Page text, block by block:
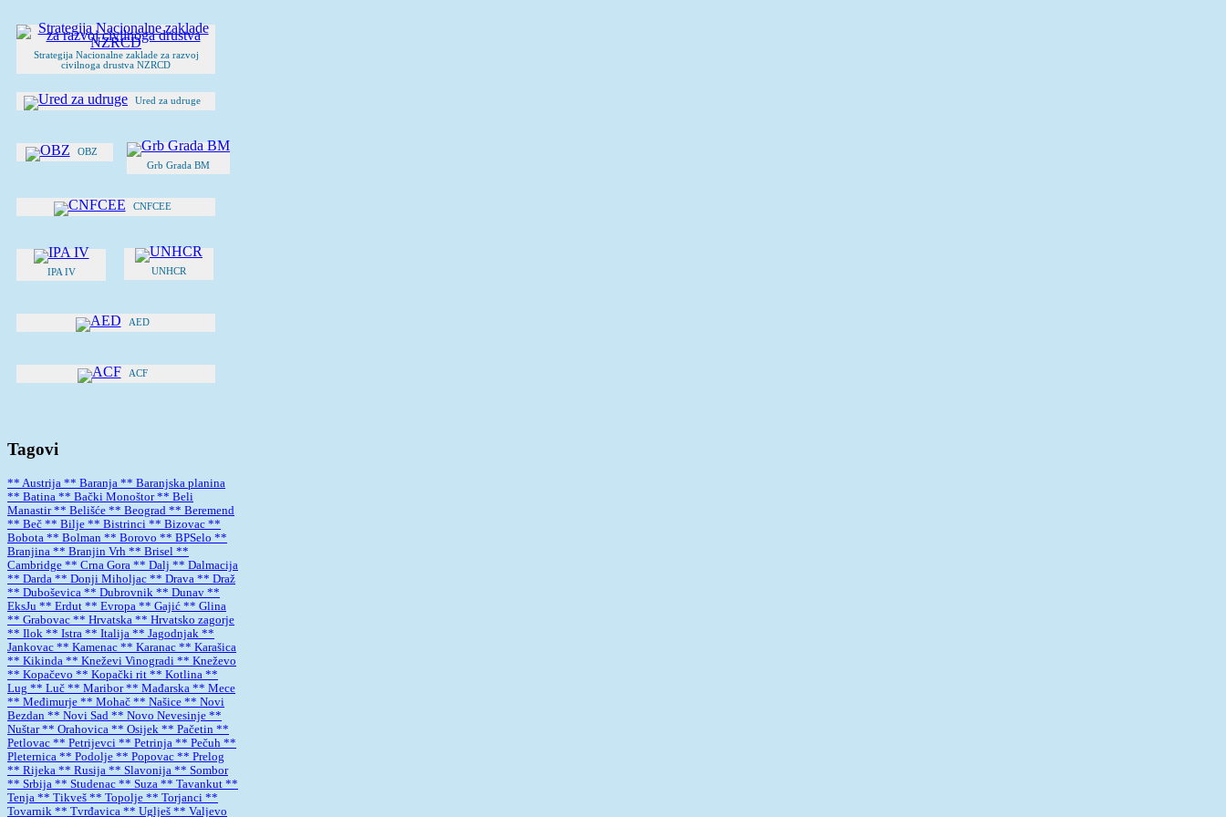
Strategija Nacionalne zaklade za razvoj
civilnoga drustva NZRCD
Ured za udruge
OBZ
Grb Grada BM
CNFCEE
IPA IV UNHCR
AED
ACF
Tagovi
** Austrija ** Baranja ** Baranjska planina
** Batina ** Bački Monoštor** Beli
Manastir** Belišće ** Beograd ** Beremend
** Beč ** Bilje ** Bistrinci ** Bizovac **
Bobota ** Bolman ** Borovo ** BPSelo **
Branjina ** Branjin Vrh ** Brisel **
Cambridge ** Crna Gora ** Dalj ** Dalmacija
** Darda ** Donji Miholjac ** Drava ** Draž
** Duboševica ** Dubrovnik ** Dunav **
EksJu ** Erdut ** Evropa ** Gajić ** Glina
** Grabovac ** Hrvatska ** Hrvatsko zagorje
** Ilok ** Istra ** Italija ** Jagodnjak **
Jankovac ** Kamenac ** Karanac ** Karašica
** Kikinda ** Kneževi Vinogradi ** Kneževo
** Kopačevo ** Kopački rit ** Kotlina **
Lug ** Luč ** Maribor** Mađarska ** Mece
** Međimurje ** Mohač ** Našice ** Novi
Bezdan ** Novi Sad ** Novo Nevesinje **
Nuštar** Orahovica ** Osijek ** Pačetin **
Petlovac ** Petrijevci ** Petrinja ** Pečuh **
Pleternica ** Podolje ** Popovac ** Prelog
** Rijeka ** Rusija ** Slavonija ** Sombor
** Srbija ** Studenac ** Suza ** Tavankut **
Tenja ** Tikveš ** Topolje ** Torjanci **
Tovarnik ** Tvrđavica ** Uglješ ** Valjevo